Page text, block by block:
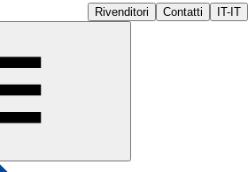
Rivenditori Contatti IT-IT